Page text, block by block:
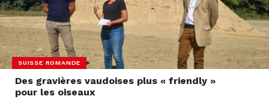
SUISSE ROMANDE
Des gravières vaudoises plus « friendly »
pour les oiseaux